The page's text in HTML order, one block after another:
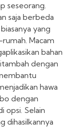
seseorang.
saja berbeda
yang
Macam
bahan
dengan
hawa
dengan
opsi. Selain
dihasilkannya